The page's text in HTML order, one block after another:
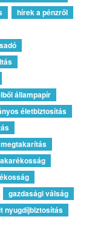
hírek a pénzről
állampapír
életbiztosítás
gazdasági válság
nyugdíjbiztosítás